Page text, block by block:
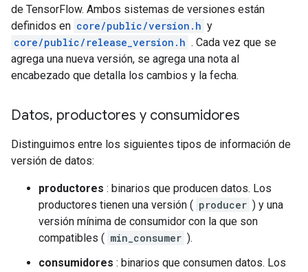
de TensorFlow. Ambos sistemas de versiones están
definidos en core/public/version.h y
core/public/release_version.h . Cada vez que se
agrega una nueva versión, se agrega una nota al
encabezado que detalla los cambios y la fecha.
Datos, productores y consumidores
Distinguimos entre los siguientes tipos de información de
versión de datos:
productores : binarios que producen datos. Los
productores tienen una versión ( producer ) y una
versión mínima de consumidor con la que son
compatibles ( min_consumer ).
consumidores : binarios que consumen datos. Los